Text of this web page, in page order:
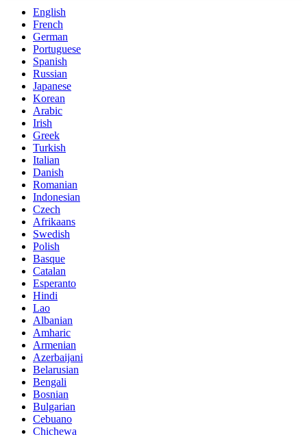
English
French
German
Portuguese
Spanish
Russian
Japanese
Korean
Arabic
Irish
Greek
Turkish
Italian
Danish
Romanian
Indonesian
Czech
Afrikaans
Swedish
Polish
Basque
Catalan
Esperanto
Hindi
Lao
Albanian
Amharic
Armenian
Azerbaijani
Belarusian
Bengali
Bosnian
Bulgarian
Cebuano
Chichewa